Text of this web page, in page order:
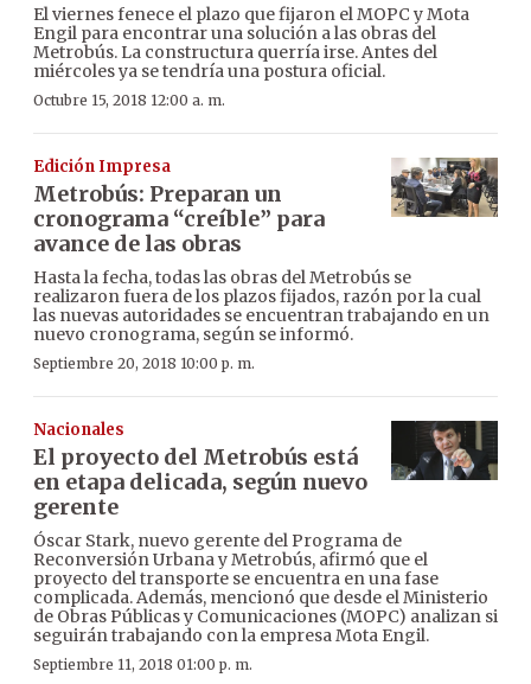
El viernes fenece el plazo que fijaron el MOPC y Mota
Engil para encontrar una solución a las obras del
Metrobús. La constructura querría irse. Antes del
miércoles ya se tendría una postura oficial.
Octubre 15, 2018 12:00 a. m.
Edición Impresa
Metrobús: Preparan un
cronograma “creíble” para
avance de las obras
Hasta la fecha, todas las obras del Metrobús se
realizaron fuera de los plazos fijados, razón por la cual
las nuevas autoridades se encuentran trabajando en un
nuevo cronograma, según se informó.
Septiembre 20, 2018 10:00 p. m.
Nacionales
El proyecto del Metrobús está
en etapa delicada, según nuevo
gerente
Óscar Stark, nuevo gerente del Programa de
Reconversión Urbana y Metrobús, afirmó que el
proyecto del transporte se encuentra en una fase
complicada. Además, mencionó que desde el Ministerio
de Obras Públicas y Comunicaciones (MOPC) analizan si
seguirán trabajando con la empresa Mota Engil.
Septiembre 11, 2018 01:00 p. m.